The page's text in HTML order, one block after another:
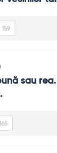
159
sau
165